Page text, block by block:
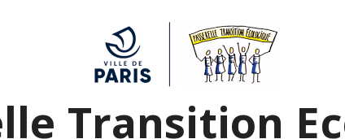
Transition